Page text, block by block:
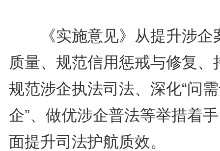
《实施意见》从提升涉企
质量、规范信用惩戒与修复、
规范涉企执法司法、深化“问
企”、做优涉企普法等举措着
面提升司法护航质效。